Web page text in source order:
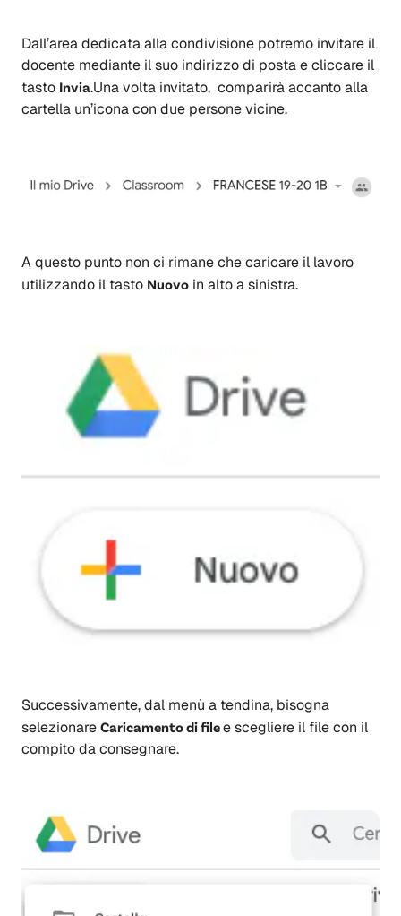
Dall’area dedicata alla condivisione potremo invitare il
docente mediante il suo indirizzo di posta e cliccare il
tasto Invia.Una volta invitato, comparirà accanto alla
cartella un’icona con due persone vicine.
A questo punto non ci rimane che caricare il lavoro
utilizzando il tasto Nuovo in alto a sinistra.
Successivamente, dal menù a tendina, bisogna
selezionare Caricamento di filee scegliere il file con il
compito da consegnare.